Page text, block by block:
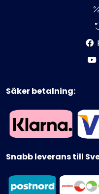
Säker betalning:
Snabb leverans till